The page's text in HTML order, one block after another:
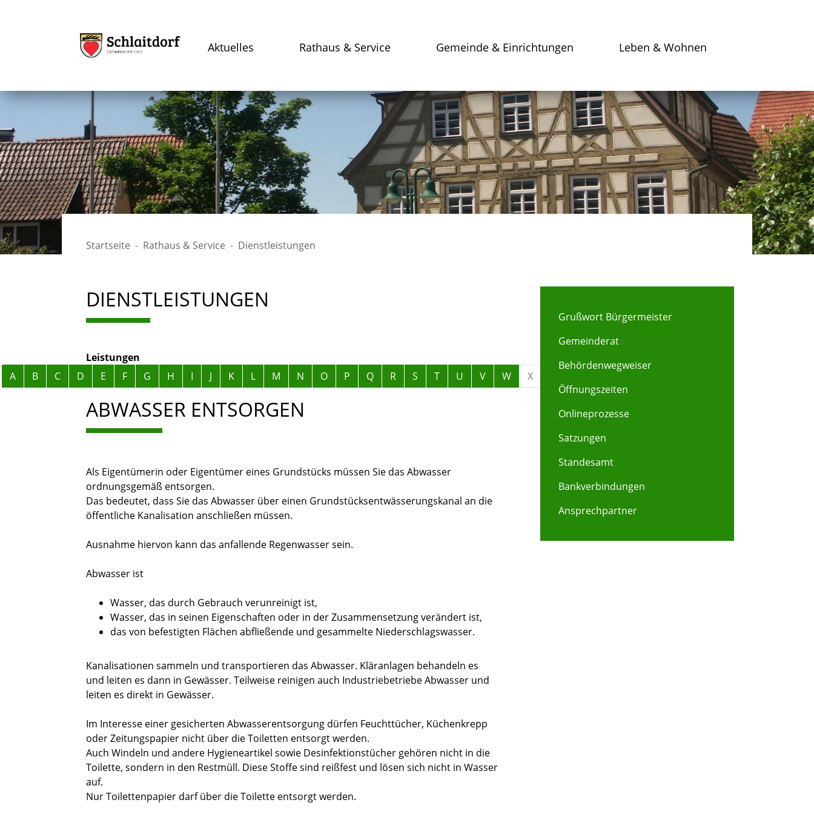
Aktuelles Rathaus & Service Gemeinde & Einrichtungen Leben & Wohnen
Startseite Rathaus & Service Dienstleistungen
DIENSTLEISTUNGEN
Leistungen
Alphabetisches Register überspringen
A B C D E F G H I J K L M N O P Q R S T U V W X
ABWASSER ENTSORGEN
Als Eigentümerin oder Eigentümer eines Grundstücks müssen Sie das Abwasser
ordnungsgemäß entsorgen.
Das bedeutet, dass Sie das Abwasser über einen Grundstücksentwässerungskanal an die
öffentliche Kanalisation anschließen müssen.
Ausnahme hiervon kann das anfallende Regenwasser sein.
Abwasser ist
Wasser, das durch Gebrauch verunreinigt ist,
Wasser, das in seinen Eigenschaften oder in der Zusammensetzung verändert ist,
das von befestigten Flächen abfließende und gesammelte Niederschlagswasser.
Kanalisationen sammeln und transportieren das Abwasser. Kläranlagen behandeln es
und leiten es dann in Gewässer. Teilweise reinigen auch Industriebetriebe Abwasser und
leiten es direkt in Gewässer.
Im Interesse einer gesicherten Abwasserentsorgung dürfen Feuchttücher, Küchenkrepp
oder Zeitungspapier nicht über die Toiletten entsorgt werden.
Auch Windeln und andere Hygieneartikel sowie Desinfektionstücher gehören nicht in die
Toilette, sondern in den Restmüll. Diese Stoffe sind reißfest und lösen sich nicht in Wasser
auf.
Nur Toilettenpapier darf über die Toilette entsorgt werden.
Grußwort Bürgermeister
Gemeinderat
Behördenwegweiser
Öffnungszeiten
Onlineprozesse
Satzungen
Standesamt
Bankverbindungen
Ansprechpartner